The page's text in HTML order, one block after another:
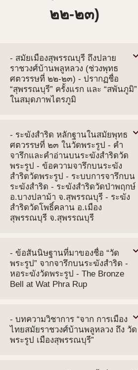
๒๒-๒๓)
- สมัยเมืองสุพรรณบุรี ถึงปลาย
ราชวงศ์บ้านพลูหลวง (ช่วงพุทธ
ศตวรรษที่ ๒๒-๒๓) - ปรากฏชื่อ
“สุพรรณบุรี” ครั้งแรก และ “สพันภูมิ”
ในสมุดภาพไตรภูมิ
- ระฆังสำริด หลักฐานในสมัยพุทธ
ศตวรรษที่ ๒๓ ในวัดพระรูป - คำ
จารึกและคำอ่านบนระฆังสำริดวัด
พระรูป - ข้อความจารึกบนระฆัง
สำริดวัดพระรูป - ระบบการจารึกบน
ระฆังสำริด - ระฆังสำริดวัดป่าพฤกษ์
อ.บางปลาม้า จ.สุพรรณบุรี - ระฆัง
สำริดวัดโพธิ์คลาน อ.เมือง
สุพรรณบุรี จ.สุพรรณบุรี
- ข้อสันนิษฐานที่มาของชื่อ “วัด
พระรูป” จากจารึกบนระฆังสำริด -
หอระฆังวัดพระรูป - The Bronze
Bell at Wat Phra Rup
- บทความวิชาการ “จาก การเมือง
ไทยสมัยราชวงศ์บ้านพลูหลวง ถึง วัด
พระรูป เมืองสุพรรณบุรี”